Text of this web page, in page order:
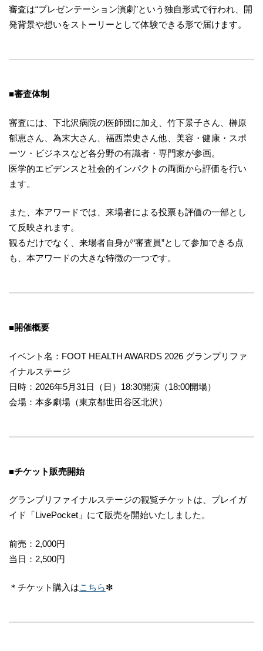
審査は“プレゼンテーション演劇”という独自形式で行われ、開
発背景や想いをストーリーとして体験できる形で届けます。
■審査体制
審査には、下北沢病院の医師団に加え、竹下景子さん、榊原
郁恵さん、為末大さん、福西崇史さん他、美容・健康・スポ
ーツ・ビジネスなど各分野の有識者・専門家が参画。
医学的エビデンスと社会的インパクトの両面から評価を行い
ます。
また、本アワードでは、来場者による投票も評価の一部とし
て反映されます。
観るだけでなく、来場者自身が“審査員”として参加できる点
も、本アワードの大きな特徴の一つです。
■開催概要
イベント名：FOOT HEALTH AWARDS 2026 グランプリファ
イナルステージ
日時：2026年5月31日（日）18:30開演（18:00開場）
会場：本多劇場（東京都世田谷区北沢）
■チケット販売開始
グランプリファイナルステージの観覧チケットは、プレイガ
イド「LivePocket」にて販売を開始いたしました。
前売：2,000円
当日：2,500円
＊チケット購入はこちら❇︎